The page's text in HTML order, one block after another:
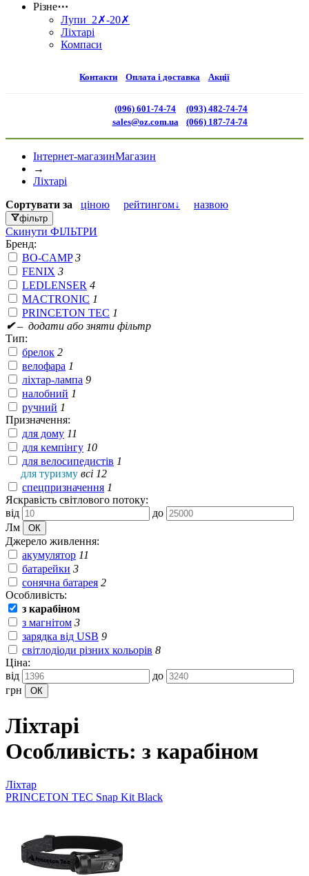
Різне⋯
Лупи 2✗-20✗
Ліхтарі
Компаси
Контакти Оплата і доставка Акції
(096) 601-74-74
sales@oz.com.ua
(093) 482-74-74
(066) 187-74-74
Інтернет-магазинМагазин
→
Ліхтарі
Сортувати за ціною рейтингом↓ назвою
фільтр
Скинути ФІЛЬТРИ
Бренд:
BO-CAMP 3
FENIX 3
LEDLENSER 4
MACTRONIC 1
PRINCETON TEC 1
✔– додати або зняти фільтр
Тип:
брелок 2
велофара 1
ліхтар-лампа 9
налобний 1
ручний 1
Призначення:
для дому 11
для кемпінгу 10
для велосипедистів 1
для туризму всі 12
спецпризначення 1
Яскравість світлового потоку:
від
до
Лм
Джерело живлення:
акумулятор 11
батарейки 3
сонячна батарея 2
Особливість:
з карабіном
з магнітом 3
зарядка від USB 9
світлодіоди різних кольорів 8
Ціна:
від
до
грн
Ліхтарі
Особливість: з карабіном
Ліхтар
PRINCETON TEC Snap Kit Black